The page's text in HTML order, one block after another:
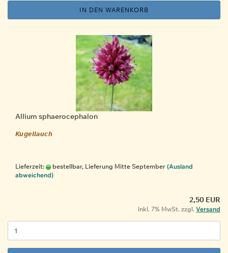
IN DEN WARENKORB
Allium sphaerocephalon
Kugellauch
Lieferzeit: bestellbar, Lieferung Mitte September (Ausland
abweichend)
2,50 EUR
inkl. 7% MwSt. zzgl. Versand